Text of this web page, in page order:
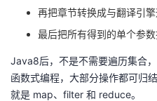
再把章节转换成与翻译引
最后把所有得到的单个参
Java8后，不是不需要遍历集合
函数式编程，大部分操作都可归
就是 map、filter 和 reduce。